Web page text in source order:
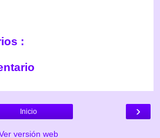
:
›
Inicio
versión web